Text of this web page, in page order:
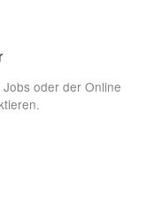
oder der Online